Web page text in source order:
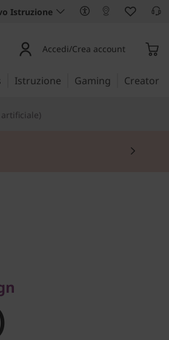
Istruzione
Accedi/Crea account
Istruzione Gaming Creator